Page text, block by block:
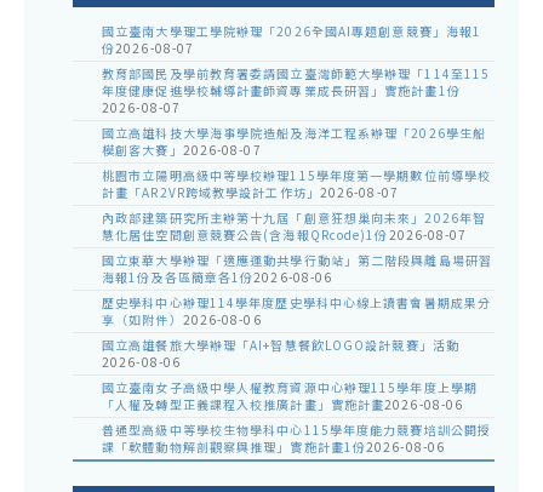
國立臺南大學理工學院辦理「2026全國AI專題創意競賽」海報1
份2026-08-07
教育部國民及學前教育署委請國立臺灣師範大學辦理「114至115
年度健康促進學校輔導計畫師資專業成長研習」實施計畫1份
2026-08-07
國立高雄科技大學海事學院造船及海洋工程系辦理「2026學生船
模創客大賽」 2026-08-07
桃園市立陽明高級中等學校辦理115學年度第一學期數位前導學校
計畫「AR2VR跨域教學設計工作坊」 2026-08-07
內政部建築研究所主辦第十九屆「創意狂想巢向未來」2026年智
慧化居住空間創意競賽公告(含海報QRcode)1份2026-08-07
國立東華大學辦理「適應運動共學行動站」第二階段與離島場研習
海報1份及各區簡章各1份2026-08-06
歷史學科中心辦理114學年度歷史學科中心線上讀書會暑期成果分
享（如附件） 2026-08-06
國立高雄餐旅大學辦理「AI+智慧餐飲LOGO設計競賽」活動
2026-08-06
國立臺南女子高級中學人權教育資源中心辦理115學年度上學期
「人權及轉型正義課程入校推廣計畫」實施計畫2026-08-06
普通型高級中等學校生物學科中心115學年度能力競賽培訓公開授
課「軟體動物解剖觀察與推理」實施計畫1份2026-08-06